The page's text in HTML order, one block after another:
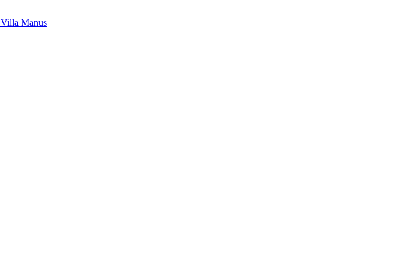
Villa Manus